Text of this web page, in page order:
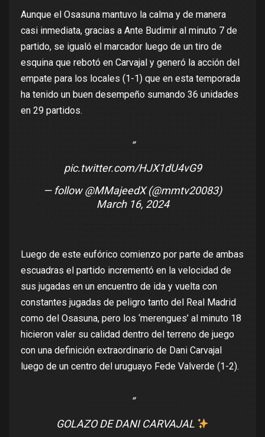
Aunque el Osasuna mantuvo la calma y de manera
casi inmediata, gracias a Ante Budimir al minuto 7 de
partido, se igualó el marcador luego de un tiro de
esquina que rebotó en Carvajal y generó la acción del
empate para los locales (1-1) que en esta temporada
ha tenido un buen desempeño sumando 36 unidades
en 29 partidos.
pic.twitter.com/HJX1dU4vG9
— follow @MMajeedX (@mmtv20083)
March 16, 2024
Luego de este eufórico comienzo por parte de ambas
escuadras el partido incrementó en la velocidad de
sus jugadas en un encuentro de ida y vuelta con
constantes jugadas de peligro tanto del Real Madrid
como del Osasuna, pero los ‘merengues’ al minuto 18
hicieron valer su calidad dentro del terreno de juego
con una definición extraordinario de Dani Carvajal
luego de un centro del uruguayo Fede Valverde (1-2).
GOLAZO DE DANI CARVAJAL